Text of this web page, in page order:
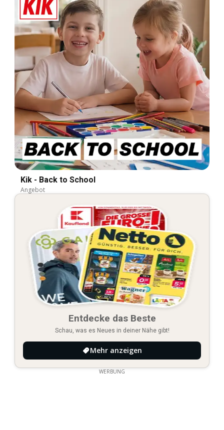
Kik - Back to School
Angebot
Entdecke das Beste
Schau, was es Neues in deiner Nähe gibt!
Mehr anzeigen
WERBUNG